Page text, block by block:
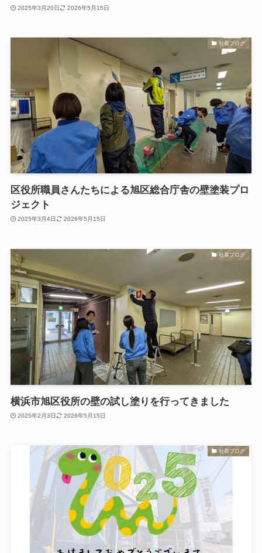
2025年3月20日 2026年5月15日
社長ブログ
区役所職員さんたちによる旭区総合庁舎の壁塗装プロ
ジェクト
2025年3月4日 2026年5月15日
社長ブログ
横浜市旭区役所の壁の試し塗りを行ってきました
2025年2月3日 2026年5月15日
社長ブログ